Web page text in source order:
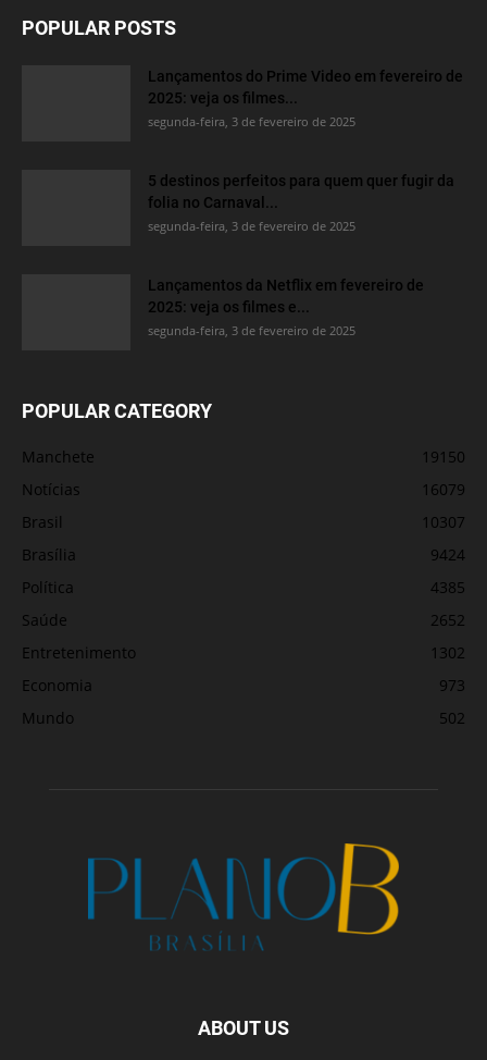
POPULAR POSTS
Lançamentos do Prime Video em fevereiro de
2025: veja os filmes...
segunda-feira, 3 de fevereiro de 2025
5 destinos perfeitos para quem quer fugir da
folia no Carnaval...
segunda-feira, 3 de fevereiro de 2025
Lançamentos da Netflix em fevereiro de
2025: veja os filmes e...
segunda-feira, 3 de fevereiro de 2025
POPULAR CATEGORY
Manchete
19150
Notícias
16079
Brasil
10307
Brasília
9424
Política
4385
Saúde
2652
Entretenimento
1302
Economia
973
Mundo
502
ABOUT US